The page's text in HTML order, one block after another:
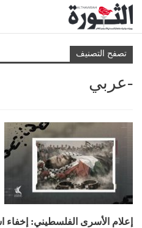
تصفح التصنيف
-عربي
إعلام الأسرى الفلسطيني: